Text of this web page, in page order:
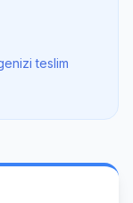
teslim